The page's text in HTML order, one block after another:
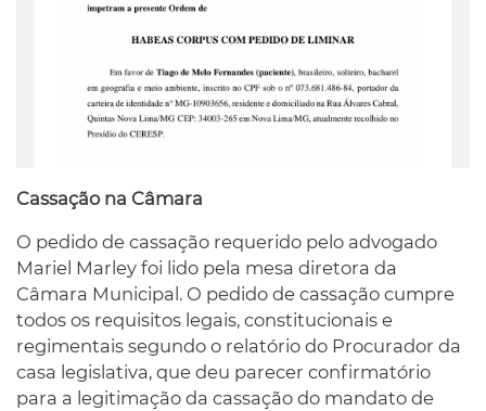
Cassação na Câmara
O pedido de cassação requerido pelo advogado
Mariel Marley foi lido pela mesa diretora da
Câmara Municipal. O pedido de cassação cumpre
todos os requisitos legais, constitucionais e
regimentais segundo o relatório do Procurador da
casa legislativa, que deu parecer confirmatório
para a legitimação da cassação do mandato de